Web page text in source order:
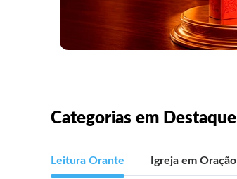
Categorias em Destaque
Leitura Orante Igreja em Oração